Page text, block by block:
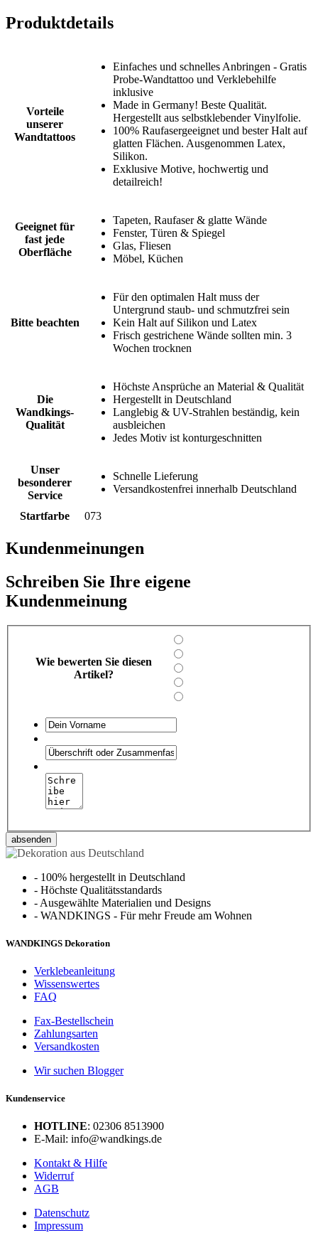
Produktdetails
Vorteile
unserer
Wandtattoos
Einfaches und schnelles Anbringen - Gratis
Probe-Wandtattoo und Verklebehilfe
inklusive
Made in Germany! Beste Qualität.
Hergestellt aus selbstklebender Vinylfolie.
100% Raufasergeeignet und bester Halt auf
glatten Flächen. Ausgenommen Latex,
Silikon.
Exklusive Motive, hochwertig und
detailreich!
Geeignet für
fast jede
Oberfläche
Tapeten, Raufaser & glatte Wände
Fenster, Türen & Spiegel
Glas, Fliesen
Möbel, Küchen
Bitte beachten
Für den optimalen Halt muss der
Untergrund staub- und schmutzfrei sein
Kein Halt auf Silikon und Latex
Frisch gestrichene Wände sollten min. 3
Wochen trocknen
Die
Wandkings-
Qualität
Höchste Ansprüche an Material & Qualität
Hergestellt in Deutschland
Langlebig & UV-Strahlen beständig, kein
ausbleichen
Jedes Motiv ist konturgeschnitten
Unser
besonderer
Service
Schnelle Lieferung
Versandkostenfrei innerhalb Deutschland
Startfarbe 073
Kundenmeinungen
Schreiben Sie Ihre eigene
Kundenmeinung
Wie bewerten Sie diesen
Artikel?
absenden
- 100% hergestellt in Deutschland
- Höchste Qualitätsstandards
- Ausgewählte Materialien und Designs
- WANDKINGS - Für mehr Freude am Wohnen
WANDKINGS Dekoration
Verklebeanleitung
Wissenswertes
FAQ
Fax-Bestellschein
Zahlungsarten
Versandkosten
Wir suchen Blogger
Kundenservice
HOTLINE: 02306 8513900
E-Mail: info@wandkings.de
Kontakt & Hilfe
Widerruf
AGB
Datenschutz
Impressum